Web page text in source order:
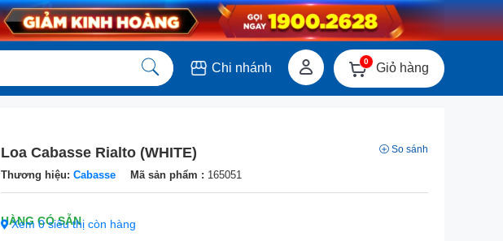
Chi nhánh 0 Giỏ hàng
Loa Cabasse Rialto (WHITE)
Thương hiệu: Cabasse Mã sản phẩm : 165051
So sánh
Xem 0 siêu thị còn hàng